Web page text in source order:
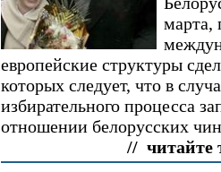
марта,
европейские структуры
которых следует, что в
избирательного процесса
отношении белорусских
// читайте